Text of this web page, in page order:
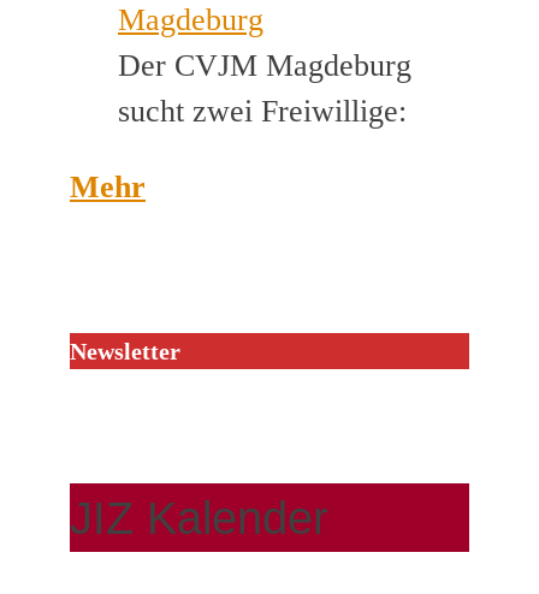
Magdeburg
Der CVJM Magdeburg
sucht zwei Freiwillige:
Mehr
Newsletter
JIZ Kalender